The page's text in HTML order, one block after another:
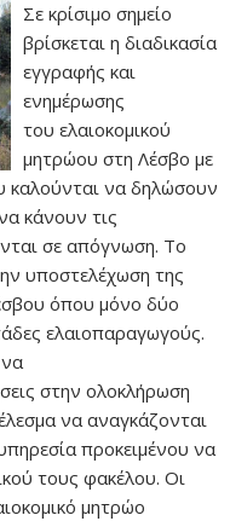
Σε κρίσιμο σημείο
βρίσκεται η διαδικασία
εγγραφής και
ενημέρωσης
του ελαιοκομικού
μητρώου στη Λέσβο με
καλούνται να δηλώσουν
κάνουν τις
σε απόγνωση. Το
υποστελέχωση της
όπου μόνο δύο
ελαιοπαραγωγούς.
στην ολοκλήρωση
να αναγκάζονται
προκειμένου να
τους φακέλου. Οι
μητρώο